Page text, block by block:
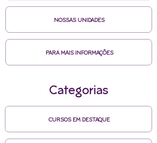
NOSSAS UNIDADES
PARA MAIS INFORMAÇÕES
Categorias
CURSOS EM DESTAQUE